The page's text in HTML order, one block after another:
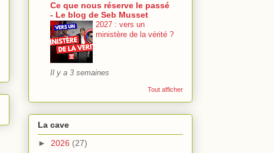
Ce que nous réserve le passé
- Le blog de Seb Musset
2027 : vers un
ministère de la vérité ?
Il y a 3 semaines
Tout afficher
La cave
► 2026 (27)